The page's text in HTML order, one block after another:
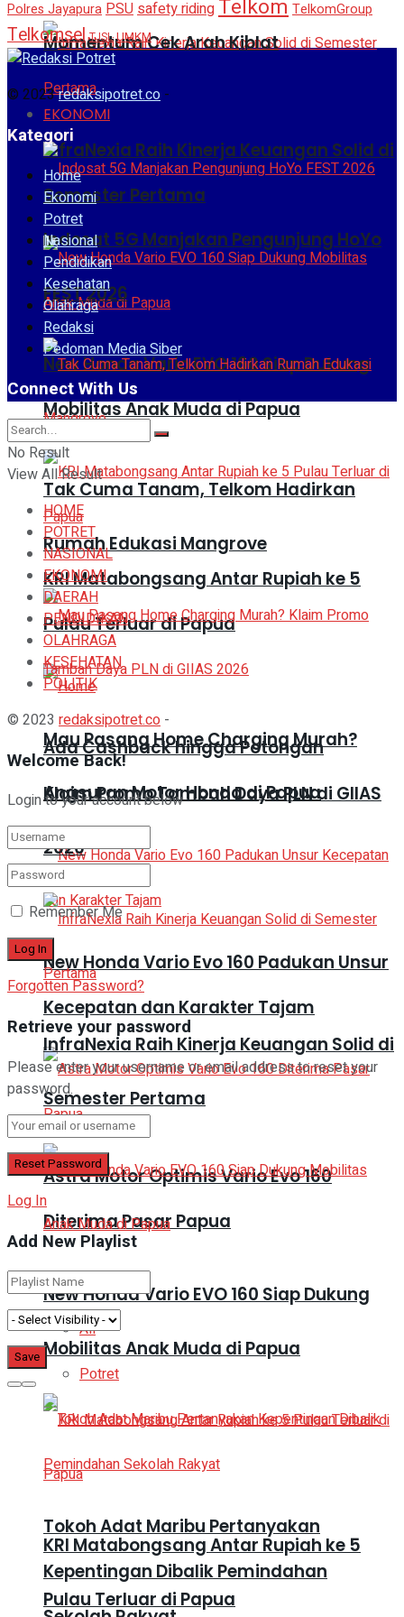
InfraNexia Raih Kinerja Keuangan Solid di
Semester Pertama
New Honda Vario EVO 160 Siap Dukung
Mobilitas Anak Muda di Papua
KRI Matabongsang Antar Rupiah ke 5
Pulau Terluar di Papua
Ada Cashback hingga Potongan
Angsuran Motor Honda di Papua
New Honda Vario Evo 160 Padukan Unsur
Kecepatan dan Karakter Tajam
Astra Motor Optimis Vario Evo 160
Diterima Pasar Papua
DAERAH
All
Potret
Tokoh Adat Maribu Pertanyakan
Kepentingan Dibalik Pemindahan
Momentum Cek Arah Kiblat
EKONOMI
Indosat 5G Manjakan Pengunjung HoYo
FEST 2026
Tak Cuma Tanam, Telkom Hadirkan
Rumah Edukasi Mangrove
Mau Pasang Home Charging Murah?
Klaim Promo Tambah Daya PLN di GIIAS
2026
InfraNexia Raih Kinerja Keuangan Solid di
Semester Pertama
New Honda Vario EVO 160 Siap Dukung
Mobilitas Anak Muda di Papua
KRI Matabongsang Antar Rupiah ke 5
Pulau Terluar di Papua
Polres JayapuraPSUsafety ridingTelkomTelkomGroup
Telkomsel TJSL UMKM
© 2023redaksipotret.co -
Kategori
Home
Ekonomi
Potret
Nasional
Pendidikan
Kesehatan
Olahraga
Redaksi
Pedoman Media Siber
Connect With Us
No Result
View All Result
HOME
POTRET
NASIONAL
EKONOMI
DAERAH
PENDIDIKAN
OLAHRAGA
KESEHATAN
POLITIK
© 2023 redaksipotret.co -
Welcome Back!
Login to your account below
Remember Me
Forgotten Password?
Retrieve your password
Please enter your username or email address to reset your
password.
Log In
Add New Playlist